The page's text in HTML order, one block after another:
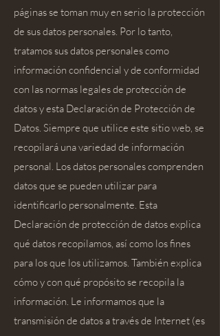
páginas se toman muy en serio la protección
de sus datos personales. Por lo tanto,
tratamos sus datos personales como
información confidencial y de conformidad
con las normas legales de protección de
datos y esta Declaración de Protección de
Datos. Siempre que utilice este sitio web, se
recopilará una variedad de información
personal. Los datos personales comprenden
datos que se pueden utilizar para
identificarlo personalmente. Esta
Declaración de protección de datos explica
qué datos recopilamos, así como los fines
para los que los utilizamos. También explica
cómo y con qué propósito se recopila la
información. Le informamos que la
transmisión de datos a través de Internet (es